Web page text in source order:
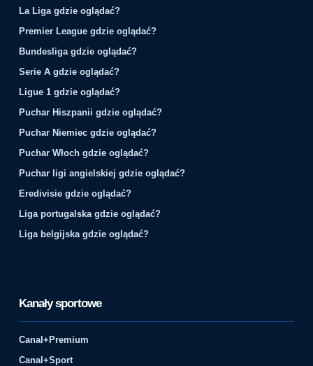
La Liga gdzie oglądać?
Premier League gdzie oglądać?
Bundesliga gdzie oglądać?
Serie A gdzie oglądać?
Ligue 1 gdzie oglądać?
Puchar Hiszpanii gdzie oglądać?
Puchar Niemiec gdzie oglądać?
Puchar Włoch gdzie oglądać?
Puchar ligi angielskiej gdzie oglądać?
Eredivisie gdzie oglądać?
Liga portugalska gdzie oglądać?
Liga belgijska gdzie oglądać?
Kanały sportowe
Canal+Premium
Canal+Sport